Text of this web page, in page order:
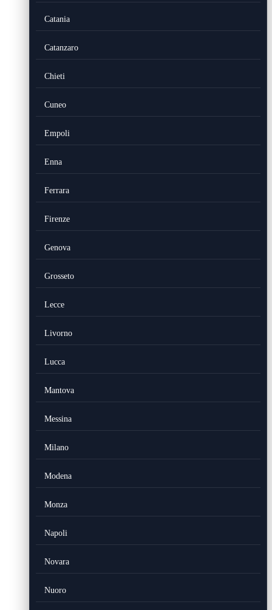
Catania
Catanzaro
Chieti
Cuneo
Empoli
Enna
Ferrara
Firenze
Genova
Grosseto
Lecce
Livorno
Lucca
Mantova
Messina
Milano
Modena
Monza
Napoli
Novara
Nuoro